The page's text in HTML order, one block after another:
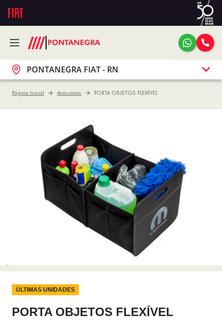
PONTANEGRA FIAT - RN
Página Inicial Acessórios PORTA OBJETOS FLEXÍVEL
ÚLTIMAS UNIDADES
PORTA OBJETOS FLEXÍVEL